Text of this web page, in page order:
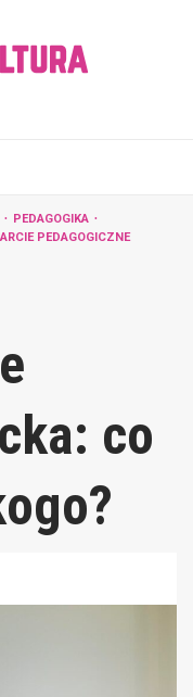
PEDAGOGIKA
PEDAGOGICZNE
co